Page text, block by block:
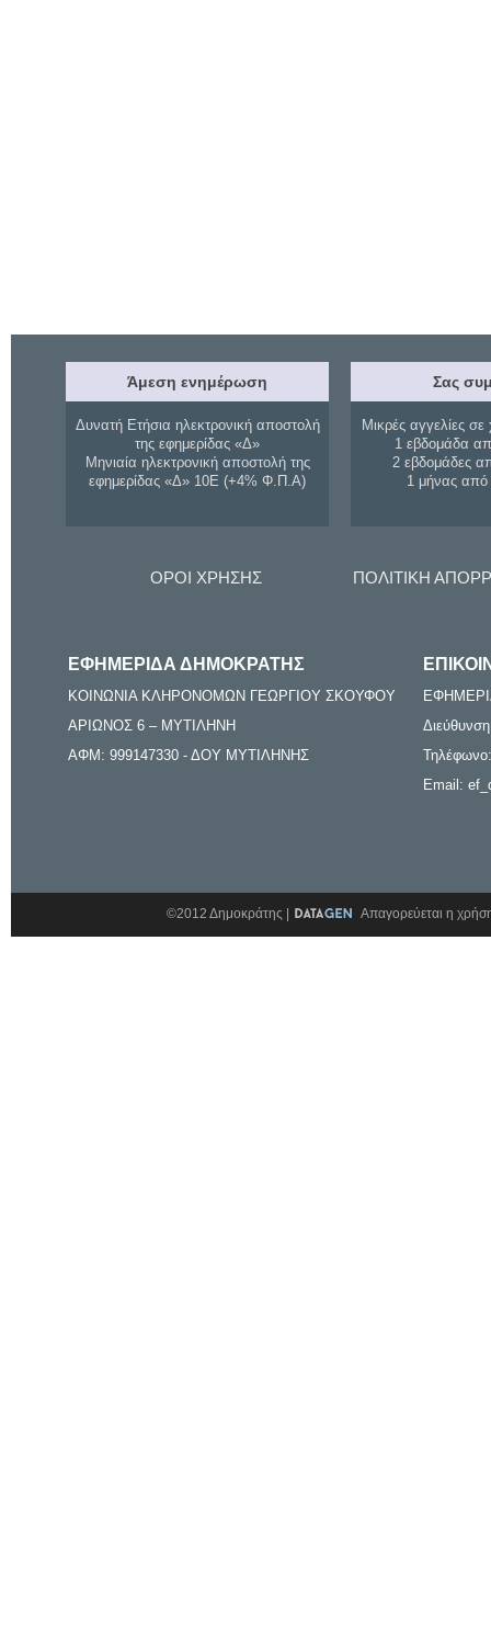
Άμεση ενημέρωση
Δυνατή Ετήσια ηλεκτρονική αποστολή
της εφημερίδας «Δ»
Μηνιαία ηλεκτρονική αποστολή της
εφημερίδας «Δ» 10Ε (+4% Φ.Π.Α)
Σας
Μικρές αγγελίες σε
1 εβδομάδα
2 εβδομάδες
1 μήνας
ΟΡΟΙ ΧΡΗΣΗΣ ΠΟΛΙΤΙΚΗ
ΕΦΗΜΕΡΙΔΑ ΔΗΜΟΚΡΑΤΗΣ
ΚΟΙΝΩΝΙΑ ΚΛΗΡΟΝΟΜΩΝ ΓΕΩΡΓΙΟΥ ΣΚΟΥΦΟΥ
ΑΡΙΩΝΟΣ 6 – ΜΥΤΙΛΗΝΗ
ΑΦΜ: 999147330 - ΔΟΥ ΜΥΤΙΛΗΝΗΣ
Email:
©2012 Δημοκράτης | Απαγορεύεται η